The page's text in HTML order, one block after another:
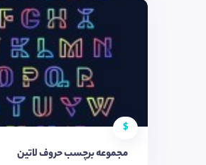
$
مجموعه برچسب حروف لاتین